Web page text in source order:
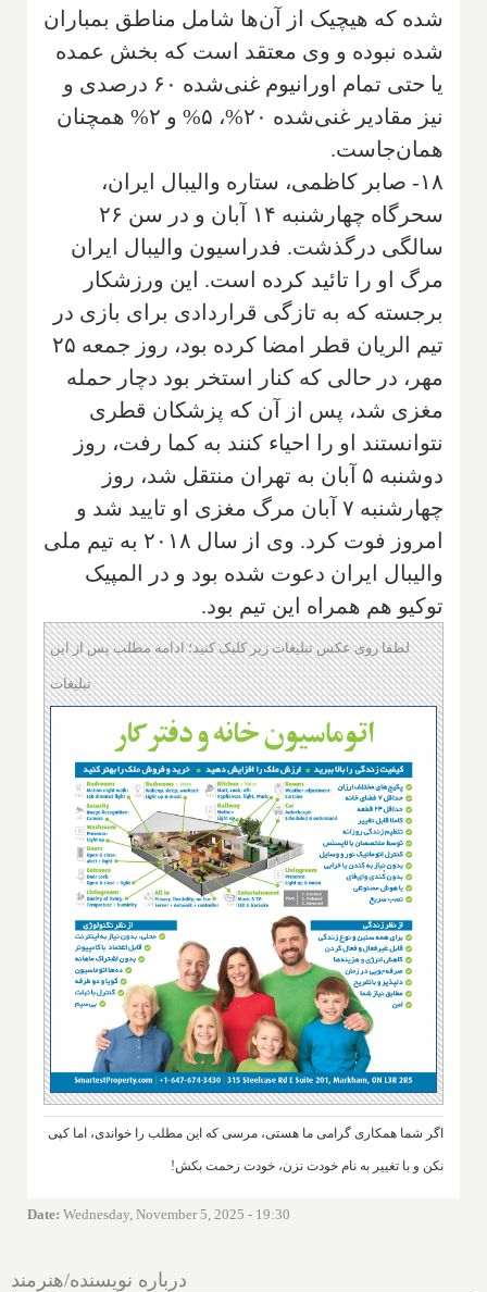
شده که هیچیک از آن‌ها شامل مناطق بمباران
شده نبوده و وی معتقد است که بخش عمده
یا حتی تمام اورانیوم غنی‌شده ۶۰ درصدی و
نیز مقادیر غنی‌شده ۲۰%، ۵% و ۲% همچنان
همان‌جاست.
۱۸- صابر کاظمی، ستاره والیبال ایران،
سحرگاه چهارشنبه ۱۴ آبان و در سن ۲۶
سالگی درگذشت. فدراسیون والیبال ایران
مرگ او را تائید کرده است. این ورزشکار
برجسته که به تازگی قراردادی برای بازی در
تیم الریان قطر امضا کرده بود، روز جمعه ۲۵
مهر، در حالی که کنار استخر بود دچار حمله
مغزی شد، پس از آن که پزشکان قطری
نتوانستند او را احیاء کنند به کما رفت، روز
دوشنبه ۵ آبان به تهران منتقل شد، روز
چهارشنبه ۷ آبان مرگ مغزی او تایید شد و
امروز فوت کرد. وی از سال ۲۰۱۸ به تیم ملی
والیبال ایران دعوت شده بود و در المپیک
توکیو هم همراه این تیم بود.
لطفا روی عکس تبلیغات زیر کلیک کنید؛ ادامه مطلب پس از این
تبلیغات
اگر شما همکاری گرامی ما هستی، مرسی که این مطلب را خواندی، اما کپی
نکن و با تغییر به نام خودت نزن، خودت زحمت بکش!
Date: Wednesday, November 5, 2025 - 19:30
درباره نویسنده/هنرمند